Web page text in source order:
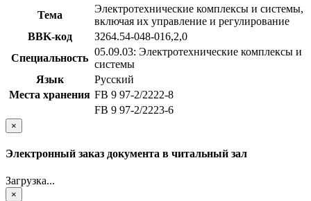
Тема
Электротехнические комплексы и системы,
включая их управление и регулирование
BBK-код
З264.54-048-016,2,0
Специальность
05.09.03: Электротехнические комплексы и
системы
Язык
Русский
Места хранения FB 9 97-2/2222-8
FB 9 97-2/2223-6
×
Электронный заказ документа в читальный зал
Загрузка...
×